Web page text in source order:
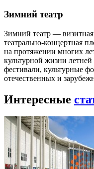
Зимний театр
Зимний театр — визитная
театрально-концертная
на протяжении многих
культурной жизни
фестивали, культурные
отечественных и
Интересные